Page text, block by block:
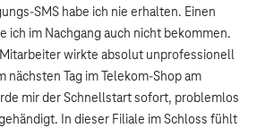
SMS habe ich nie erhalten. Einen
ich im Nachgang auch nicht bekommen.
wirkte absolut unprofessionell
nächsten Tag im Telekom-Shop am
mir der Schnellstart sofort, problemlos
In dieser Filiale im Schloss fühlt